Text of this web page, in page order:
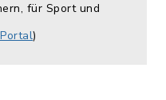
für Sport und
)